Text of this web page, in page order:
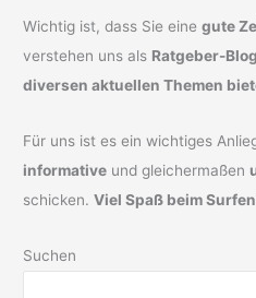
Wichtig ist, dass Sie einegute
verstehen uns als Ratgeber-
diversen aktuellen Themen
Für uns ist es ein wichtiges
informative und gleichermaßen
schicken.Viel Spaß beim
Suchen